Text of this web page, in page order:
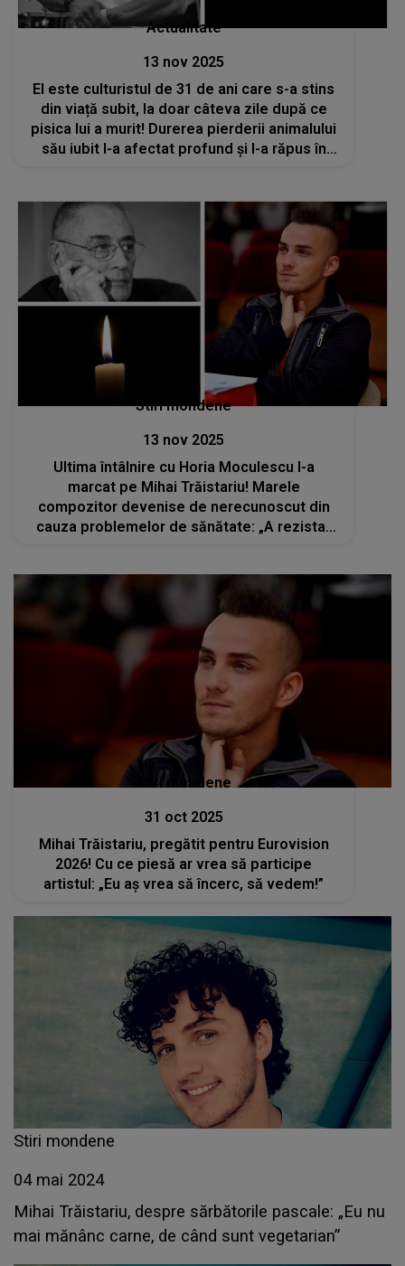
Actualitate
13 nov 2025
El este culturistul de 31 de ani care s-a stins
din viață subit, la doar câteva zile după ce
pisica lui a murit! Durerea pierderii animalului
său iubit l-a afectat profund și l-a răpus în
Stiri mondene
13 nov 2025
Ultima întâlnire cu Horia Moculescu l-a
marcat pe Mihai Trăistariu! Marele
compozitor devenise de nerecunoscut din
cauza problemelor de sănătate: „A rezistat
Stiri mondene
31 oct 2025
Mihai Trăistariu, pregătit pentru Eurovision
2026! Cu ce piesă ar vrea să participe
artistul: „Eu aș vrea să încerc, să vedem!”
Stiri mondene
04 mai 2024
Mihai Trăistariu, despre sărbătorile pascale: „Eu nu
mai mănânc carne, de când sunt vegetarian”